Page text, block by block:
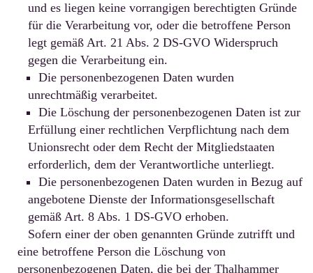
und es liegen keine vorrangigen berechtigten Gründe
für die Verarbeitung vor, oder die betroffene Person
legt gemäß Art. 21 Abs. 2 DS-GVO Widerspruch
gegen die Verarbeitung ein.
Die personenbezogenen Daten wurden
unrechtmäßig verarbeitet.
Die Löschung der personenbezogenen Daten ist zur
Erfüllung einer rechtlichen Verpflichtung nach dem
Unionsrecht oder dem Recht der Mitgliedstaaten
erforderlich, dem der Verantwortliche unterliegt.
Die personenbezogenen Daten wurden in Bezug auf
angebotene Dienste der Informationsgesellschaft
gemäß Art. 8 Abs. 1 DS-GVO erhoben.
Sofern einer der oben genannten Gründe zutrifft und
eine betroffene Person die Löschung von
personenbezogenen Daten, die bei der Thalhammer